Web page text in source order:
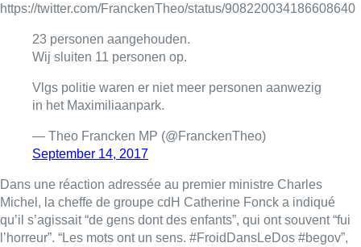
https://twitter.com/FranckenTheo/status/908220034186608640
23 personen aangehouden.
Wij sluiten 11 personen op.
Vlgs politie waren er niet meer personen aanwezig
in het Maximiliaanpark.
— Theo Francken MP (@FranckenTheo)
September 14, 2017
Dans une réaction adressée au premier ministre Charles
Michel, la cheffe de groupe cdH Catherine Fonck a indiqué
qu’il s’agissait “de gens dont des enfants”, qui ont souvent “fui
l’horreur”. “Les mots ont un sens. #FroidDansLeDos #begov”,